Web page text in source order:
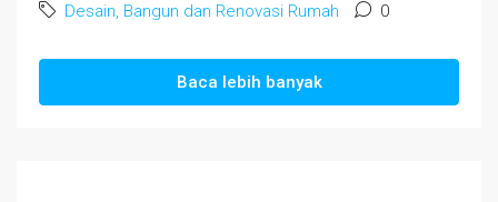
Desain, Bangun dan Renovasi Rumah
0
Baca lebih banyak